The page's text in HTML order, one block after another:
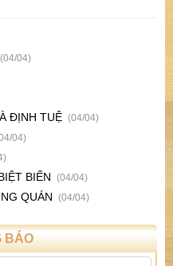
(04/04)
ĐỊNH TUỆ (04/04)
04)
BIẾN (04/04)
QUÁN (04/04)
BÁO